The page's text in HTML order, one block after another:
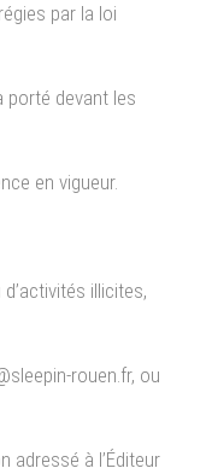
par la loi
porté devant les
en vigueur.
illicites,
rouen.fr, ou
adressé à l’Éditeur